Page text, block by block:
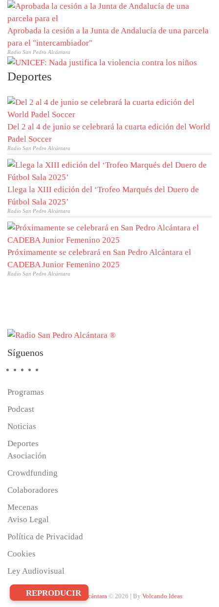
Aprobada la cesión a la Junta de Andalucía de una parcela
para el "intercambiador"
Radio San Pedro Alcántara
Deportes
Del 2 al 4 de junio se celebrará la cuarta edición del World
Padel Soccer
Radio San Pedro Alcántara
Llega la XIII edición del ‘Trofeo Marqués del Duero de
Fútbol Sala 2025’
Radio San Pedro Alcántara
Próximamente se celebrará en San Pedro Alcántara el
CADEBA Junior Femenino 2025
Radio San Pedro Alcántara
Síguenos
Programas
Podcast
Noticias
Deportes
Asociación
Crowdfunding
Colaboradores
Mecenas
Aviso Legal
Política de Privacidad
Cookies
Ley Audiovisual
Radio San Pedro Alcántara © 2026 | By Volcando Ideas
REPRODUCIR